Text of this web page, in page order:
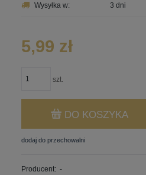
Wysyłka w:
3 dni
5,99 zł
szt.
DO KOSZYKA
dodaj do przechowalni
Producent: -